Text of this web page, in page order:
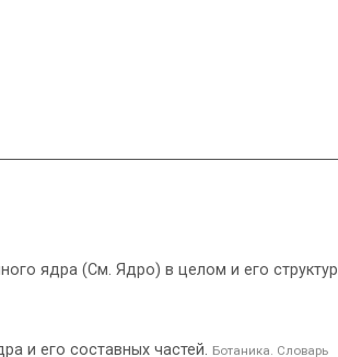
ядра (См. Ядро) в целом и его структур
и его составных частей. Ботаника. Словарь